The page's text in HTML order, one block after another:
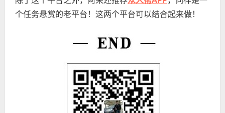
个任务悬赏的老平台！这两个平台可以结合起来做！